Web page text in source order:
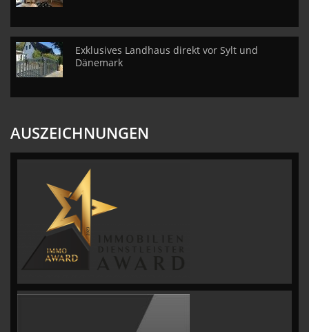
Exklusives Landhaus direkt vor Sylt und
Dänemark
AUSZEICHNUNGEN